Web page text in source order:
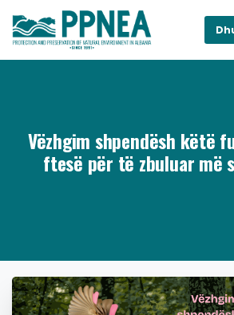
Vëzhgim shpendësh këtë
ftesë për të zbuluar më